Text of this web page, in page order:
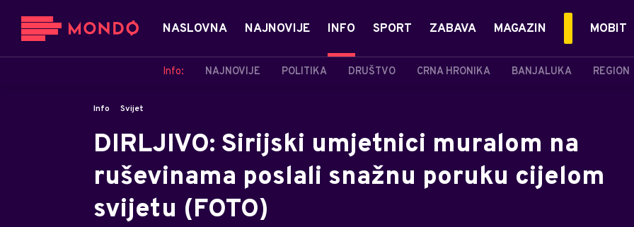
NASLOVNA NAJNOVIJE INFO
Info: NAJNOVIJE POLITIKA DRUŠTVO CRNA HRONIKA BANJALUKA REGION
SPORT ZABAVA MAGAZIN MOBIT
Info Svijet
DIRLJIVO: Sirijski umjetnici muralom na
ruševinama poslali snažnu poruku cijelom
svijetu (FOTO)